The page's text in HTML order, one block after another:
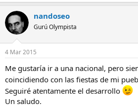
nandoseo
Gurú Olympista
4 Mar 2015
Me gustaría ir a una nacional, pero
coincidiendo con las fiestas de mi
Seguiré atentamente el desarrollo
Un saludo.